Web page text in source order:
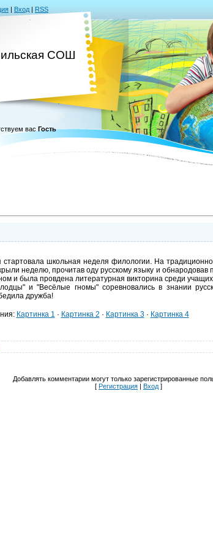
| Вход | RSS
СОШ
вас Гость
стартовала школьная неделя филологии. На
неделю, прочитав оду русскому языку и
и была провдена литературная викторина среди
и "Весёлые гномы" соревновались в знании
дружба!
: Картинка 1 · Картинка 2 · Картинка 3· Картинка 4
Добавлять комментарии могут только зарегистрированные
[ Регистрация | Вход ]